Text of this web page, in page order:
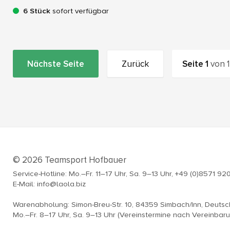
6 Stück sofort verfügbar
Nächste Seite Zurück Seite1 von1
© 2026 Teamsport Hofbauer
Service-Hotline: Mo.–Fr. 11–17 Uhr, Sa. 9–13 Uhr, +49 (0)8571
E-Mail: info@laola.biz
Warenabholung: Simon-Breu-Str. 10, 84359 Simbach/Inn,
Mo.–Fr. 8–17 Uhr, Sa. 9–13 Uhr (Vereinstermine nach